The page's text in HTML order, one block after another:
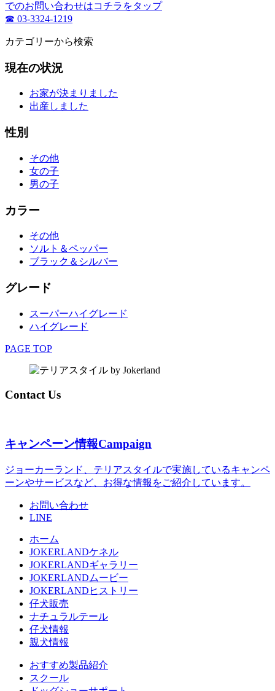
でのお問い合わせはコチラをタップ
☎ 03-3324-1219
カテゴリーから検索
現在の状況
お家が決まりました
出産しました
性別
その他
女の子
男の子
カラー
その他
ソルト＆ペッパー
ブラック＆シルバー
グレード
スーパーハイグレード
ハイグレード
PAGE TOP
Contact Us
キャンペーン情報Campaign
ジョーカーランド、テリアスタイルで実施しているキャンペ
ーンやサービスなど、お得な情報をご紹介しています。
お問い合わせ
LINE
ホーム
JOKERLANDケネル
JOKERLANDギャラリー
JOKERLANDムービー
JOKERLANDヒストリー
仔犬販売
ナチュラルテール
仔犬情報
親犬情報
おすすめ製品紹介
スクール